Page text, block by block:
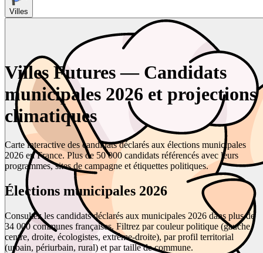
Villes
Villes Futures — Candidats
municipales 2026 et projections
climatiques
Carte interactive des candidats déclarés aux élections municipales
2026 en France. Plus de 50 000 candidats référencés avec leurs
programmes, sites de campagne et étiquettes politiques.
Élections municipales 2026
Consultez les candidats déclarés aux municipales 2026 dans plus de
34 000 communes françaises. Filtrez par couleur politique (gauche,
centre, droite, écologistes, extrême-droite), par profil territorial
(urbain, périurbain, rural) et par taille de commune.